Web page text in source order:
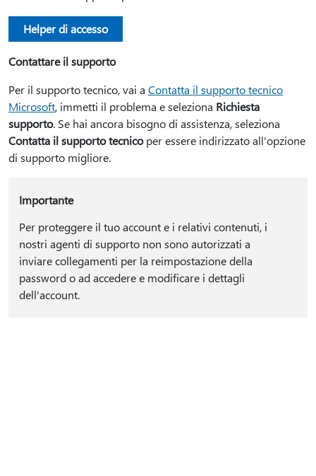
Helper di accesso
Contattare il supporto
Per il supporto tecnico, vai a Contatta il supporto tecnico
Microsoft, immetti il problema e seleziona Richiesta
supporto. Se hai ancora bisogno di assistenza, seleziona
Contatta il supporto tecnicoper essere indirizzato all'opzione
di supporto migliore.
Importante
Per proteggere il tuo account e i relativi contenuti, i
nostri agenti di supporto non sono autorizzati a
inviare collegamenti per la reimpostazione della
password o ad accedere e modificare i dettagli
dell'account.